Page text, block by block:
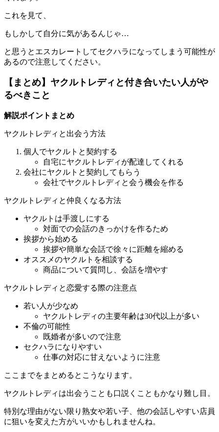
これを見て、
もしかして自分に気があるんじゃ…
と思うとエスカレートしてセクハラになってしまう可能性が
あるので注意してください。
【まとめ】ヤクルトレディと付き合いたい人がや
るべきこと
解説ポイントまとめ
ヤクルトレディと出会う方法
個人でヤクルトと契約する
自宅にヤクルトレディが配達してくれる
会社にヤクルトと契約してもらう
会社でヤクルトレディと会う機会を作る
ヤクルトレディと仲良くなる方法
ヤクルトは手渡しにする
対面での会話のきっかけを作るため
挨拶から始める
挨拶や簡単な会話で徐々に距離を縮める
オススメのヤクルトを相談する
商品について質問し、会話を増やす
ヤクルトレディと恋愛する際の注意点
若い人が少なめ
ヤクルトレディの主要年齢は30代以上が多い
不倫の可能性
既婚者が多いので注意
セクハラになりやすい
仕事の対応に甘えないように注意
ここまでをまとめるとこうなります。
ヤクルトレディは出会うことも口説くこともかなり難し目。
特別な理由がない限り熟女や若い子、他の会話しやすい店員
に狙いを変えた方がいいかもしれませんね。